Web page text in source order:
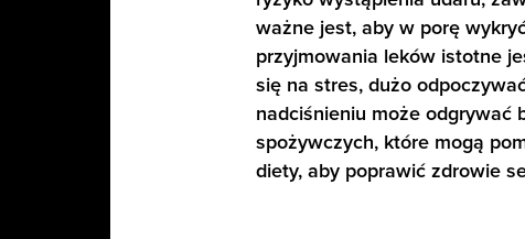
ważne jest, aby w porę
przyjmowania leków istotne
się na stres, dużo
nadciśnieniu może odgrywać
spożywczych, które mogą
diety, aby poprawić zdrowie